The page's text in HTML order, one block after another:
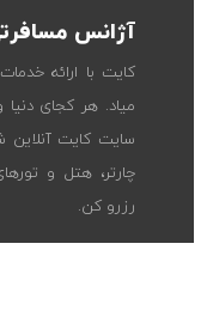
آژانس
کایت با ارائه
میاد. هر کجای دنیا
سایت کایت آنلاین
چارتر، هتل و
رزرو کن.